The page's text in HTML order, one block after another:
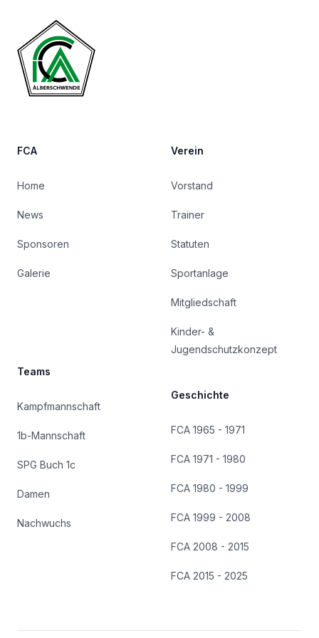
FCA
Home
News
Sponsoren
Galerie
Teams
Kampfmannschaft
1b-Mannschaft
SPG Buch 1c
Damen
Nachwuchs
Verein
Vorstand
Trainer
Statuten
Sportanlage
Mitgliedschaft
Kinder- &
Jugendschutzkonzept
Geschichte
FCA 1965 - 1971
FCA 1971 - 1980
FCA 1980 - 1999
FCA 1999 - 2008
FCA 2008 - 2015
FCA 2015 - 2025